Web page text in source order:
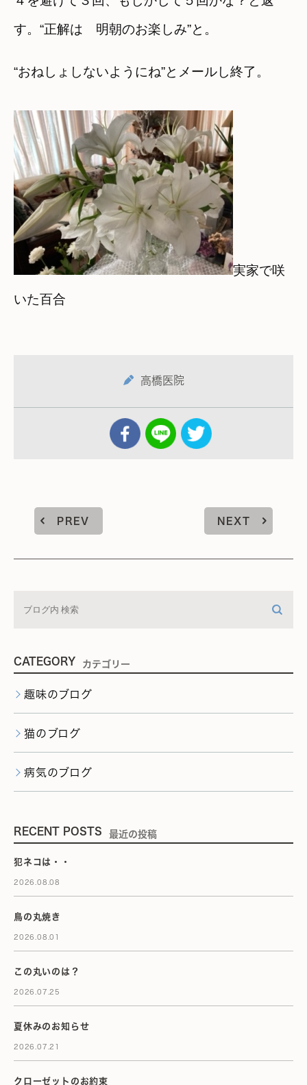
す。“正解は 明朝のお楽しみ”と。
“おねしょしないようにね”とメールし終了。
実家で咲
いた百合
高橋医院
PREV NEXT
CATEGORY カテゴリー
趣味のブログ
猫のブログ
病気のブログ
RECENT POSTS 最近の投稿
犯ネコは・・
2026.08.08
鳥の丸焼き
2026.08.01
この丸いのは？
2026.07.25
夏休みのお知らせ
2026.07.21
クローゼットのお約束